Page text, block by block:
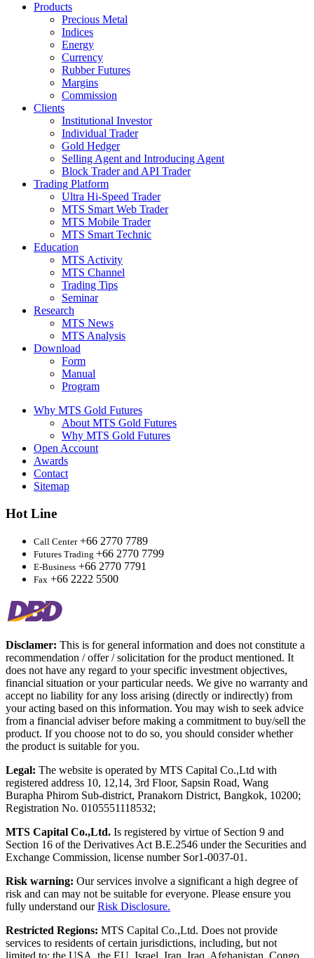
Products
Precious Metal
Indices
Energy
Currency
Rubber Futures
Margins
Commission
Clients
Institutional Investor
Individual Trader
Gold Hedger
Selling Agent and Introducing Agent
Block Trader and API Trader
Trading Platform
Ultra Hi-Speed Trader
MTS Smart Web Trader
MTS Mobile Trader
MTS Smart Technic
Education
MTS Activity
MTS Channel
Trading Tips
Seminar
Research
MTS News
MTS Analysis
Download
Form
Manual
Program
Why MTS Gold Futures
About MTS Gold Futures
Why MTS Gold Futures
Open Account
Awards
Contact
Sitemap
Hot Line
Call Center+66 2770 7789
Futures Trading +66 2770 7799
E-Business +66 2770 7791
Fax +66 2222 5500
Disclamer: This is for general information and does not constitute a
recommendation / offer / solicitation for the product mentioned. It
does not have any regard to your specific investment objectives,
financial situation or your particular needs. We give no warranty and
accept no liability for any loss arising (directly or indirectly) from
your acting based on this information. You may wish to seek advice
from a financial adviser before making a commitment to buy/sell the
product. If you choose not to do so, you should consider whether
the product is suitable for you.
Legal: The website is operated by MTS Capital Co.,Ltd with
registered address 10, 12,14, 3rd Floor, Sapsin Road, Wang
Burapha Phirom Sub-district, Pranakorn District, Bangkok, 10200;
Registration No. 0105551118532;
MTS Capital Co.,Ltd. Is registered by virtue of Section 9 and
Section 16 of the Derivatives Act B.E.2546 under the Securities and
Exchange Commission, license number Sor1-0037-01.
Risk warning: Our services involve a significant a high degree of
risk and can may not be suitable for everyone. Please ensure you
fully understand ourRisk Disclosure.
Restricted Regions: MTS Capital Co.,Ltd. Does not provide
services to residents of certain jurisdictions, including, but not
limited to: the USA, the EU, Israel, Iran, Iraq, Afghanistan, Congo,